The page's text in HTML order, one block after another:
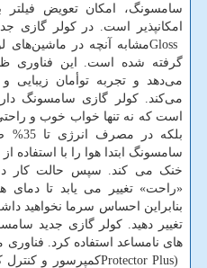
سامسونگ، امکان تعویض
امکان‏پذیر است. در کولر گازی
Glossمشابه آنچه در ماشین‌‏های
گرفته شده است. این فناوری
می‏‌دهد و تجربه توأمان زیبایی
می‌‏کند. کولر گازی سامسونگ
است که نه تنها خواب خوب و
بلکه
سامسونگ ابتدا هوا را با استفاده
خنک می کند. سپس حالت کار
«راحت» تغییر می یابد تا دمای
بنابراین احساس سرما نخواهید
تغییر دهید. کولر گازی جدید
های نامساعد استفاده کرد.
Protector Plus)کمپرسور و کنترل